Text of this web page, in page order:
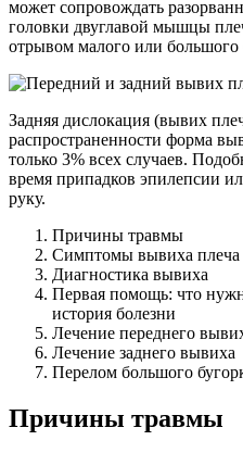
может сопровождать
головки двуглавой мышцы
отрывом малого или большого
Задняя дислокация (вывих
распространенности форма
только 3% всех случаев.
время припадков эпилепсии
руку.
Причины травмы
Симптомы вывиха плеча
Диагностика вывиха
Первая помощь: что
история болезни
Лечение переднего
Лечение заднего вывиха
Перелом большого
Причины травмы